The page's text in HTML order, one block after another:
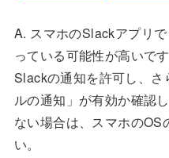
A. スマホのSlackアプリ
っている可能性が高いで
Slackの通知を許可し、
ルの通知」が有効か確認
ない場合は、スマホのOS
い。